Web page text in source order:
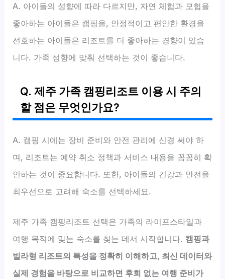
A. 아이들의 성향에 따라 다르지만, 자연 체험과 모험을
좋아하는 아이들은 캠핑을, 안정적이고 편안한 환경을
선호하는 아이들은 리조트를 더 좋아하는 경향이 있습
니다. 가족 성향에 맞춰 선택하는 것이 좋습니다.
Q. 제주 가족 캠핑리조트 이용 시 주의
할 점은 무엇인가요?
A. 캠핑 시에는 장비 준비와 안전 관리에 신경 써야 하
며, 리조트는 예약 취소 정책과 서비스 내용을 꼼꼼히 확
인하는 것이 중요합니다. 또한, 아이들의 건강과 안전을
최우선으로 고려해 숙소를 선택하세요.
제주 가족 캠핑리조트 선택은 가족의 라이프스타일과
여행 목적에 맞는 숙소를 찾는 데서 시작합니다. 캠핑과
빌라형 리조트의 특성을 정확히 이해하고, 최신 데이터와
실제 경험을 바탕으로 비교하면 후회 없는 여행 준비가